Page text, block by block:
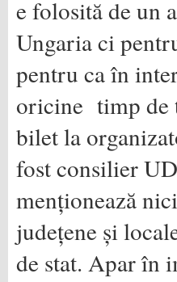
e folosită de un
Ungaria ci
pentru ca în
oricine timp de
bilet la
fost consilier
menționează
județene și
de stat. Apar în